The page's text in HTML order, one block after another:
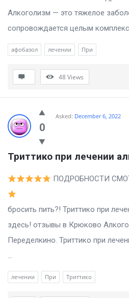
Алкоголизм — это тяжелое
сопровождается целым
афобазол лечении При
48Views
0
Asked: December 6, 2022
Триттико при лечении
ПОДРОБНОСТИ
бросить пить?! Триттико при
здесь! отзывы в Крюково
Переделкино. Триттико при
...
лечении При Триттико